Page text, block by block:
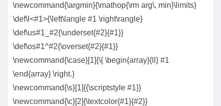
\newcommand{\argmin}{\mathop{\rm arg\, min}\limits}
\def\l<#1>{\left\langle #1 \right\rangle}
\def\us#1_#2{\underset{#2}{#1}}
\def\os#1^#2{\overset{#2}{#1}}
\newcommand{\case}[1]{\{ \begin{array}{ll} #1
\end{array} \right.}
\newcommand{\s}[1]{{\scriptstyle #1}}
\newcommand{\c}[2]{\textcolor{#1}{#2}}